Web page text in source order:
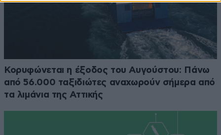
Κορυφώνεται η έξοδος του Αυγούστου: Πάνω
από 56.000 ταξιδιώτες αναχωρούν σήμερα από
τα λιμάνια της Αττικής